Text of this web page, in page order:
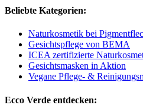
Beliebte Kategorien:
Naturkosmetik bei
Gesichtspflege von BEMA
ICEA zertifizierte
Gesichtsmasken in Aktion
Vegane Pflege- &
Ecco Verde entdecken: